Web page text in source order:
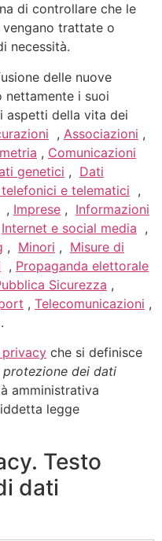
di controllare che le
trattate o
necessità.
delle nuove
i suoi
aspetti della vita dei
, Associazioni ,
, Comunicazioni
genetici , Dati
e telematici ,
, Imprese , Informazioni
Internet e social media ,
, Minori , Misure di
, Propaganda elettorale
Sicurezza ,
, Telecomunicazioni ,
.
che si definisce
protezione dei dati
amministrativa
legge
Testo
dati